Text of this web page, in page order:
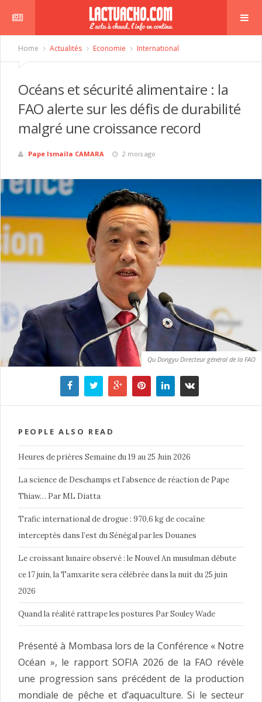
Home Actualités Economie International
Océans et sécurité alimentaire : la
FAO alerte sur les défis de durabilité
malgré une croissance record
Pape Ismaïla CAMARA 2 mois ago
Qu Dongyu Directeur général de la FAO
PEOPLE ALSO READ
Heures de prières Semaine du 19 au 25 Juin 2026
La science de Deschamps et l’absence de réaction de Pape
Thiaw… Par ML Diatta
Trafic international de drogue : 970,6 kg de cocaïne
interceptés dans l’est du Sénégal par les Douanes
Le croissant lunaire observé : le Nouvel An musulman débute
ce 17 juin, la Tamxarite sera célébrée dans la nuit du 25 juin
2026
Quand la réalité rattrape les postures Par Souley Wade
Présenté à Mombasa lors de la Conférence « Notre
Océan », le rapport SOFIA 2026 de la FAO révèle
une progression sans précédent de la production
mondiale de pêche et d’aquaculture. Si le secteur